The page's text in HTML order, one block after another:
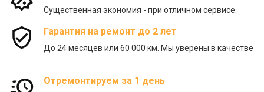
Существенная экономия - при отличном сервисе.
Гарантия на ремонт до 2 лет
До 24 месяцев или 60 000 км. Мы уверены в качестве
Отремонтируем за 1 день